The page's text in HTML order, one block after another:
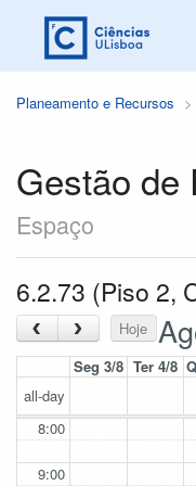
Planeamento e Recursos
Gestão de
Espaço
6.2.73 (Piso 2,
‹ › Hoje
Seg 3/8 Ter 4/8
all-day
8:00
9:00